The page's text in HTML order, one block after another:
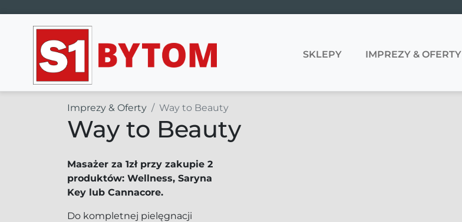
Main Navigation SKLEPY IMPREZY & OFERTY
Imprezy & Oferty Way to Beauty
Way to Beauty
Masażer za 1zł przy zakupie 2
produktów: Wellness, Saryna
Key lub Cannacore.
Do kompletnej pielęgnacji